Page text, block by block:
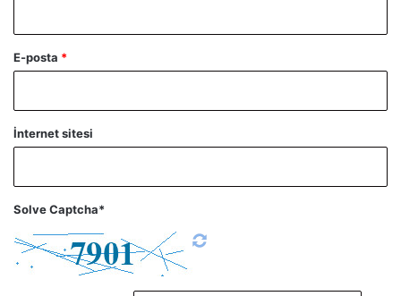
E-posta *
İnternet sitesi
Solve Captcha*